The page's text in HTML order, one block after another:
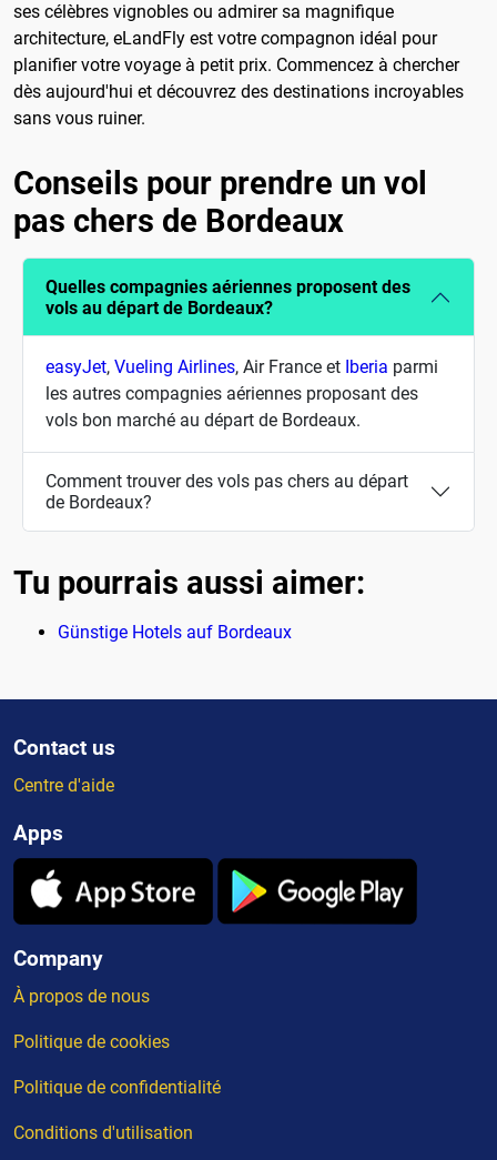
ses célèbres vignobles ou admirer sa magnifique
architecture, eLandFly est votre compagnon idéal pour
planifier votre voyage à petit prix. Commencez à chercher
dès aujourd'hui et découvrez des destinations incroyables
sans vous ruiner.
Conseils pour prendre un vol
pas chers de Bordeaux
Quelles compagnies aériennes proposent des
vols au départ de Bordeaux?
easyJet, Vueling Airlines, Air France et Iberia parmi
les autres compagnies aériennes proposant des
vols bon marché au départ de Bordeaux.
Comment trouver des vols pas chers au départ
de Bordeaux?
Tu pourrais aussi aimer:
Günstige Hotels auf Bordeaux
Contact us
Centre d'aide
Apps
Company
À propos de nous
Politique de cookies
Politique de confidentialité
Conditions d'utilisation